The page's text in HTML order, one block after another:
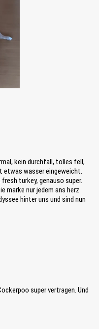
kein durchfall, tolles fell,
etwas wasser eingeweicht.
turkey, genauso super.
marke nur jedem ans herz
hinter uns und sind nun
super vertragen. Und